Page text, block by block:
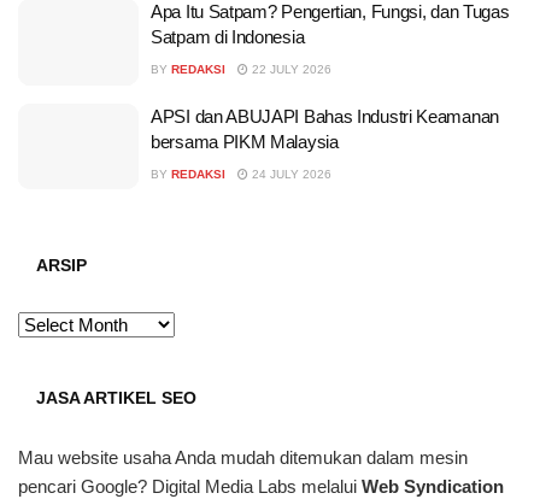
Apa Itu Satpam? Pengertian, Fungsi, dan Tugas
Satpam di Indonesia
BY REDAKSI 22 JULY 2026
APSI dan ABUJAPI Bahas Industri Keamanan
bersama PIKM Malaysia
BY REDAKSI 24 JULY 2026
ARSIP
ARSIP
JASA ARTIKEL SEO
Mau website usaha Anda mudah ditemukan dalam mesin
pencari Google? Digital Media Labs melalui Web Syndication